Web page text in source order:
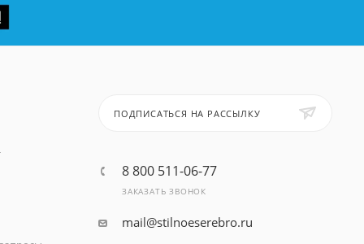
ПОДПИСАТЬСЯ НА РАССЫЛКУ
8 800 511-06-77
ЗАКАЗАТЬ ЗВОНОК
mail@stilnoeserebro.ru